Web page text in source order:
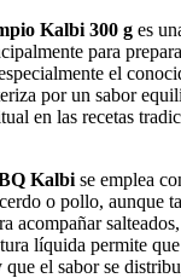
Kalbi 300 g es
para
el
por un sabor
en las recetas
Kalbi se emplea
o pollo, aunque
acompañar
líquida permite
el sabor se